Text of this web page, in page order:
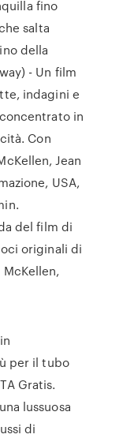
fino
salta
della
- Un film
indagini e
in
Con
Jean
USA,
del film di
originali di
per il tubo
Gratis.
lussuosa
di